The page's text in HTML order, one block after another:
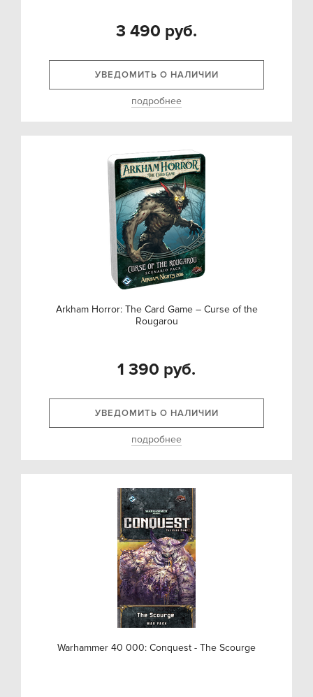
3 490 руб.
УВЕДОМИТЬ О НАЛИЧИИ
подробнее
Arkham Horror: The Card Game – Curse of the
Rougarou
1 390 руб.
УВЕДОМИТЬ О НАЛИЧИИ
подробнее
Warhammer 40 000: Conquest - The Scourge